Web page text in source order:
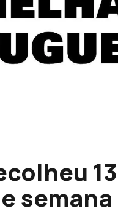
semana